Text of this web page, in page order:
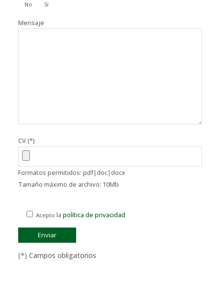
No Si
Mensaje
CV (*)
Formatos permitidos: pdf|doc|docx
Tamaño máximo de archivo: 10Mb
Acepto la política de privacidad
(*) Campos obligatorios